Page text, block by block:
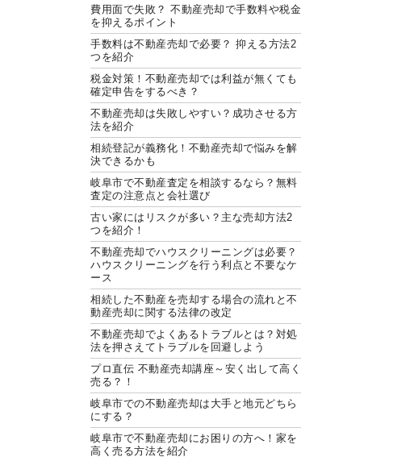
費用面で失敗？ 不動産売却で手数料や税金
を抑えるポイント
手数料は不動産売却で必要？ 抑える方法2
つを紹介
税金対策！不動産売却では利益が無くても
確定申告をするべき？
不動産売却は失敗しやすい？成功させる方
法を紹介
相続登記が義務化！不動産売却で悩みを解
決できるかも
岐阜市で不動産査定を相談するなら？無料
査定の注意点と会社選び
古い家にはリスクが多い？主な売却方法2
つを紹介！
不動産売却でハウスクリーニングは必要？
ハウスクリーニングを行う利点と不要なケ
ース
相続した不動産を売却する場合の流れと不
動産売却に関する法律の改定
不動産売却でよくあるトラブルとは？対処
法を押さえてトラブルを回避しよう
プロ直伝 不動産売却講座～安く出して高く
売る？！
岐阜市での不動産売却は大手と地元どちら
にする？
岐阜市で不動産売却にお困りの方へ！家を
高く売る方法を紹介